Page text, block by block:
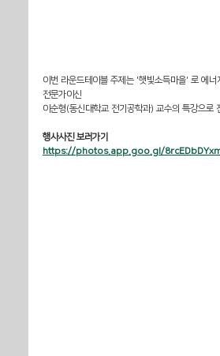
이번 라운드테이블 주제는 '햇빛소득마을' 로 에
전문가이신
이순형(동신대학교 전기공학과) 교수의 특강으로
행사사진 보러가기
https://photos.app.goo.gl/